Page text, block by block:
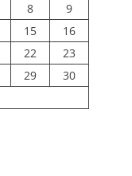
8
9
15
16
22
23
29
30